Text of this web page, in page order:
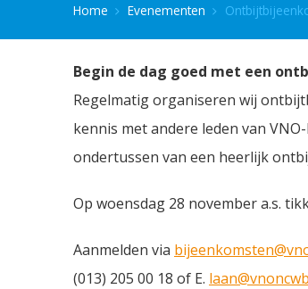
Home Evenementen
Begin de dag goed met een
Regelmatig organiseren wij
kennis met andere leden van
ondertussen van een heerlijk
Op woensdag 28 november a.s.
Aanmelden via
(013) 205 00 18 of E.